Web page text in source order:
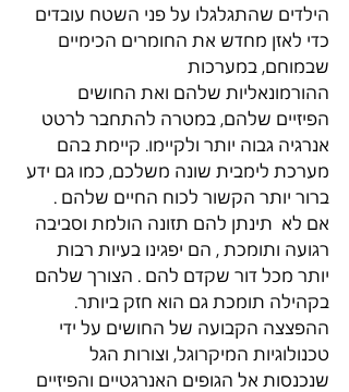
הילדים שהתגלגלו על פני השטח עובדים
כדי לאזן מחדש את החומרים הכימיים
שבמוחם, במערכות
ההורמונאליות שלהם ואת החושים
הפיזיים שלהם, במטרה להתחבר לרטט
אנרגיה גבוה יותר ולקיימו. קיימת בהם
מערכת לימבית שונה משלכם, כמו גם ידע
ברור יותר הקשור לכוח החיים שלהם .
אם לא  תינתן להם תזונה הולמת וסביבה
רגועה ותומכת , הם יפגינו בעיות רבות
יותר מכל דור שקדם להם . הצורך שלהם
בקהילה תומכת גם הוא חזק ביותר.
ההפצצה הקבועה של החושים על ידי
טכנולוגיות המיקרוגל, וצורות הגל
שנכנסות אל הגופים האנרגטיים והפיזיים